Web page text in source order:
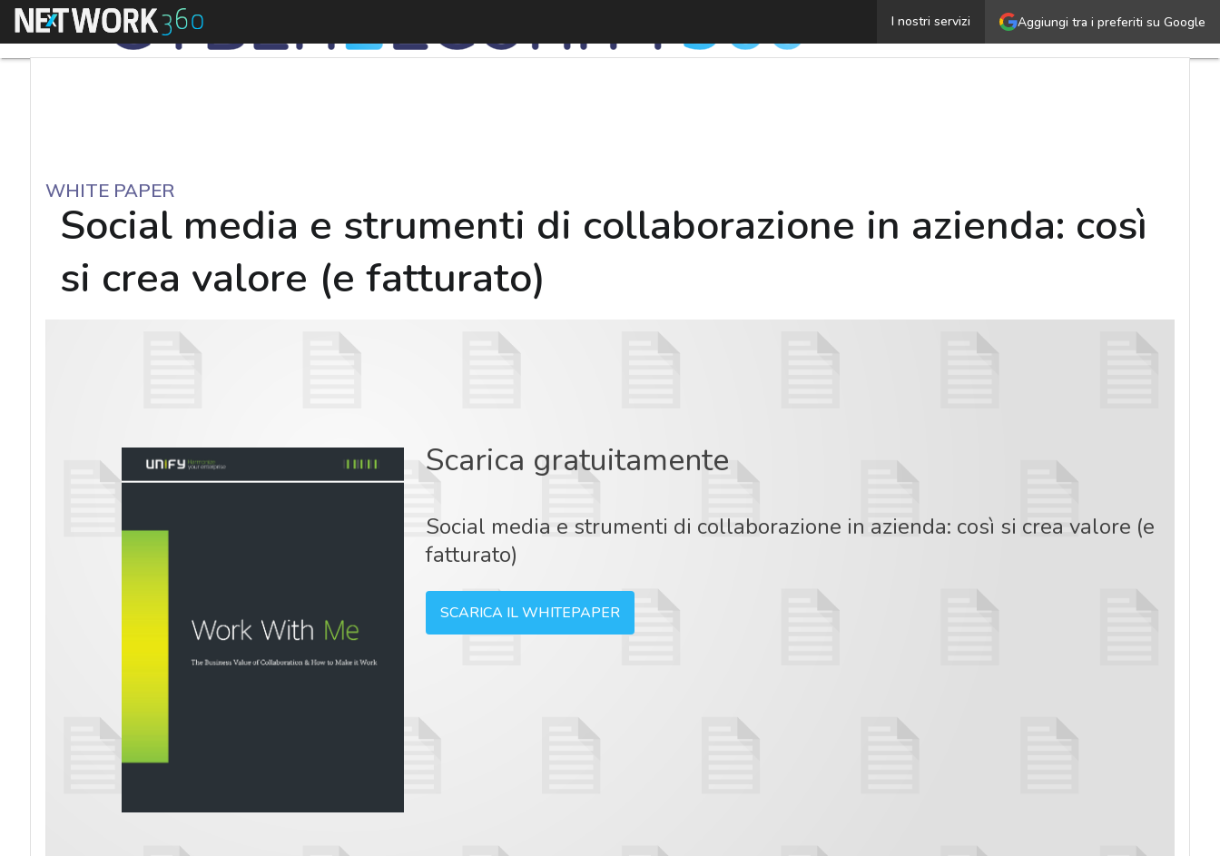
Aggiungi tra i preferiti su Google
I nostri servizi
Menu Social media e strumenti di collaborazione in azienda:
WHITE PAPER
Social media e strumenti di collaborazione in azienda: così
si crea valore (e fatturato)
Scarica gratuitamente
Social media e strumenti di collaborazione in azienda: così si crea valore (e
fatturato)
SCARICA IL WHITEPAPER